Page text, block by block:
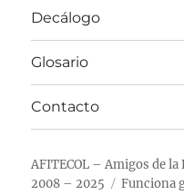
Decálogo
Glosario
Contacto
AFITECOL – Amigos de la
2008 – 2025
Funciona